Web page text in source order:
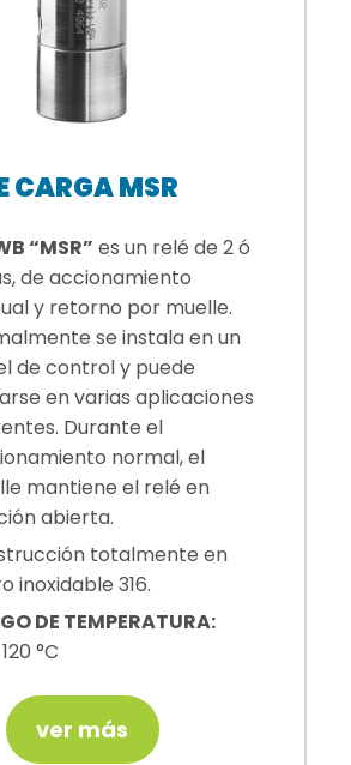
CARGA MSR
“MSR” es un relé de 2 ó
de accionamiento
y retorno por muelle.
se instala en un
de control y puede
en varias aplicaciones
Durante el
normal, el
mantiene el relé en
abierta.
totalmente en
inoxidable 316.
DE TEMPERATURA:
°C
ver más